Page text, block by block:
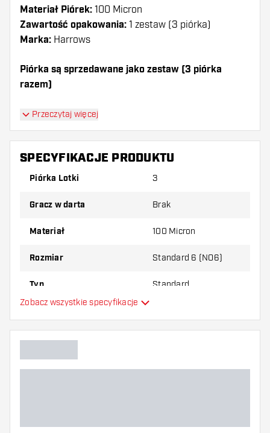
Materiał Piórek: 100 Micron
Zawartość opakowania: 1 zestaw (3 piórka)
Marka: Harrows
Piórka są sprzedawane jako zestaw (3 piórka
razem)
Dartshopper tip!
Upewnij się, że masz pod ręką dużo piórek i
shaftów. Mogą one zostać uszkodzone lub
Wypróbuj inny kształt, materiał lub grubość
najbardziej Ci odpowiada!
Przeczytaj więcej
SPECYFIKACJE PRODUKTU
Piórka Lotki 3
Gracz w darta Brak
Materiał 100 Micron
Rozmiar Standard 6 (NO6)
Typ Standard
Dodatkowe kolory
Zobacz wszystkie specyfikacje